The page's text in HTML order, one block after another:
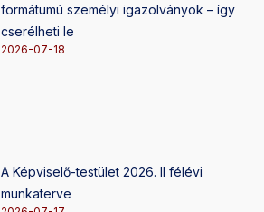
formátumú személyi igazolványok – így
cserélheti le
2026-07-18
A Képviselő-testület 2026. II félévi
munkaterve